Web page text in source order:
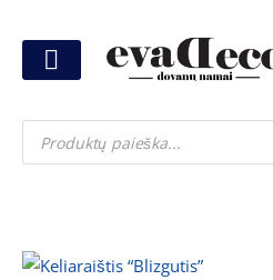
prie
turinio
Products
search
produkto